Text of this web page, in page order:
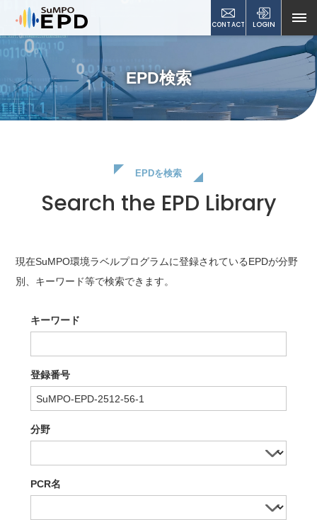
CONTACT LOGIN
EPD検索
EPDを検索
Search the EPD Library
現在SuMPO環境ラベルプログラムに登録されているEPDが分野
別、キーワード等で検索できます。
キーワード
登録番号
分野
PCR名